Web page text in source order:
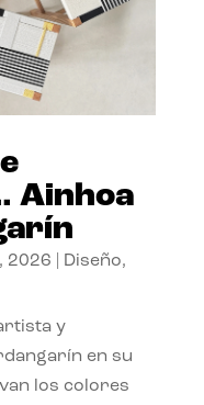
Ainhoa
2026 Diseño,
y
en su
los colores